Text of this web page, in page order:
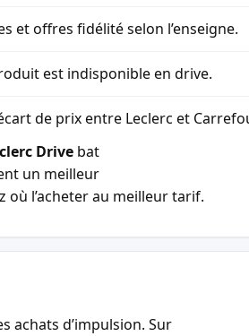
et offres fidélité selon l’enseigne.
est indisponible en drive.
de prix entre Leclerc et
Drive bat
un meilleur
où l’acheter au meilleur tarif.
achats d’impulsion. Sur